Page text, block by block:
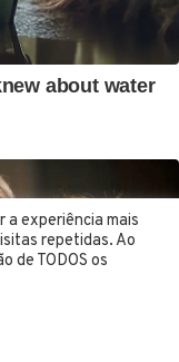
a experiência mais
repetidas. Ao
de TODOS os